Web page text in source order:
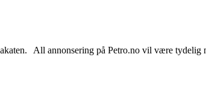
All annonsering på Petro.no vil være tydelig